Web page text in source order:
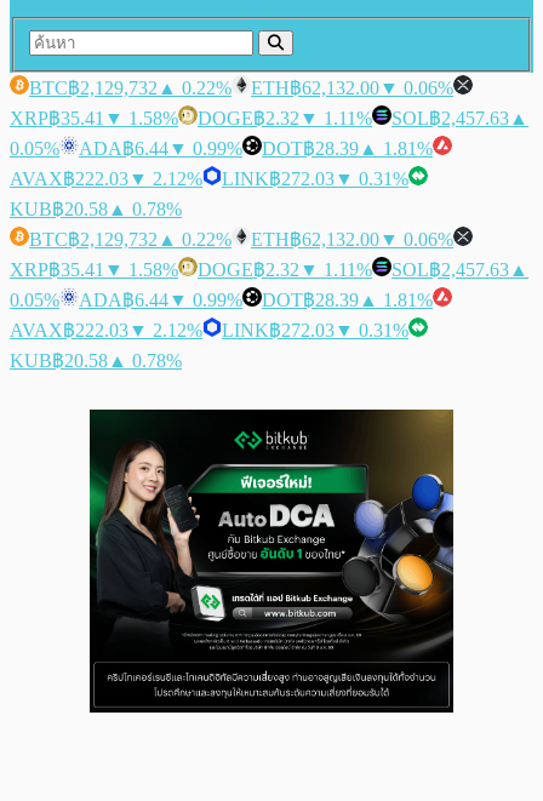
BTC฿2,129,732 ▲ 0.22% ETH฿62,132.00▼ 0.06%
XRP฿35.41 ▼ 1.58% DOGE฿2.32 ▼ 1.11% SOL฿2,457.63 ▲
0.05%
ADA฿6.44▼ 0.99% DOT฿28.39 ▲ 1.81%
AVAX฿222.03▼ 2.12% LINK฿272.03▼ 0.31%
KUB฿20.58 ▲ 0.78%
BTC฿2,129,732 ▲ 0.22% ETH฿62,132.00▼ 0.06%
XRP฿35.41 ▼ 1.58% DOGE฿2.32 ▼ 1.11% SOL฿2,457.63 ▲
0.05%
ADA฿6.44▼ 0.99% DOT฿28.39 ▲ 1.81%
AVAX฿222.03▼ 2.12% LINK฿272.03▼ 0.31%
KUB฿20.58 ▲ 0.78%